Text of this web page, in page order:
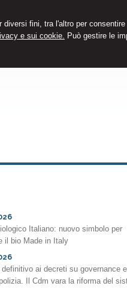
diversi fini, tra l'altro per
e sui cookie. Può gestire le
Italiano: nuovo simbolo per
il bio Made in Italy
ai decreti su governance e
Il Cdm vara la riforma del